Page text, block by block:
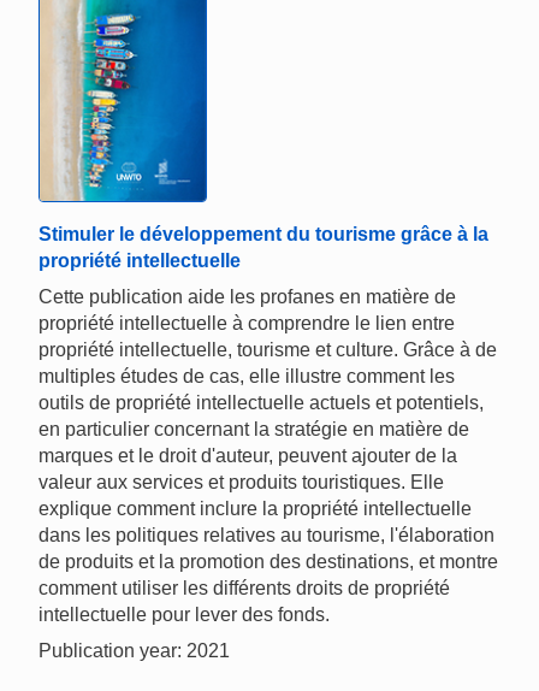
Stimuler le développement du tourisme grâce à la
propriété intellectuelle
Cette publication aide les profanes en matière de
propriété intellectuelle à comprendre le lien entre
propriété intellectuelle, tourisme et culture. Grâce à de
multiples études de cas, elle illustre comment les
outils de propriété intellectuelle actuels et potentiels,
en particulier concernant la stratégie en matière de
marques et le droit d'auteur, peuvent ajouter de la
valeur aux services et produits touristiques. Elle
explique comment inclure la propriété intellectuelle
dans les politiques relatives au tourisme, l'élaboration
de produits et la promotion des destinations, et montre
comment utiliser les différents droits de propriété
intellectuelle pour lever des fonds.
Publication year: 2021